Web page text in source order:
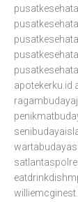
apotekerku.id